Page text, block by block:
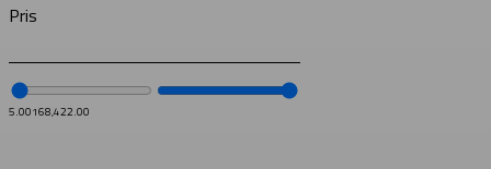
Pris
5.00168,422.00